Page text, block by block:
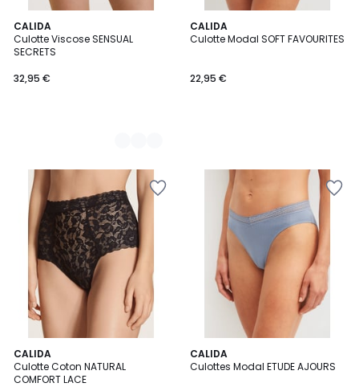
CALIDA
Culotte Viscose SENSUAL
SECRETS
32,95 €
7
Couleurs
CALIDA
Culotte Modal SOFT FAVOURITES
22,95 €
CALIDA
Culotte Coton NATURAL
COMFORT LACE
3
Couleurs
CALIDA
Culottes Modal ETUDE AJOURS
2
Couleurs